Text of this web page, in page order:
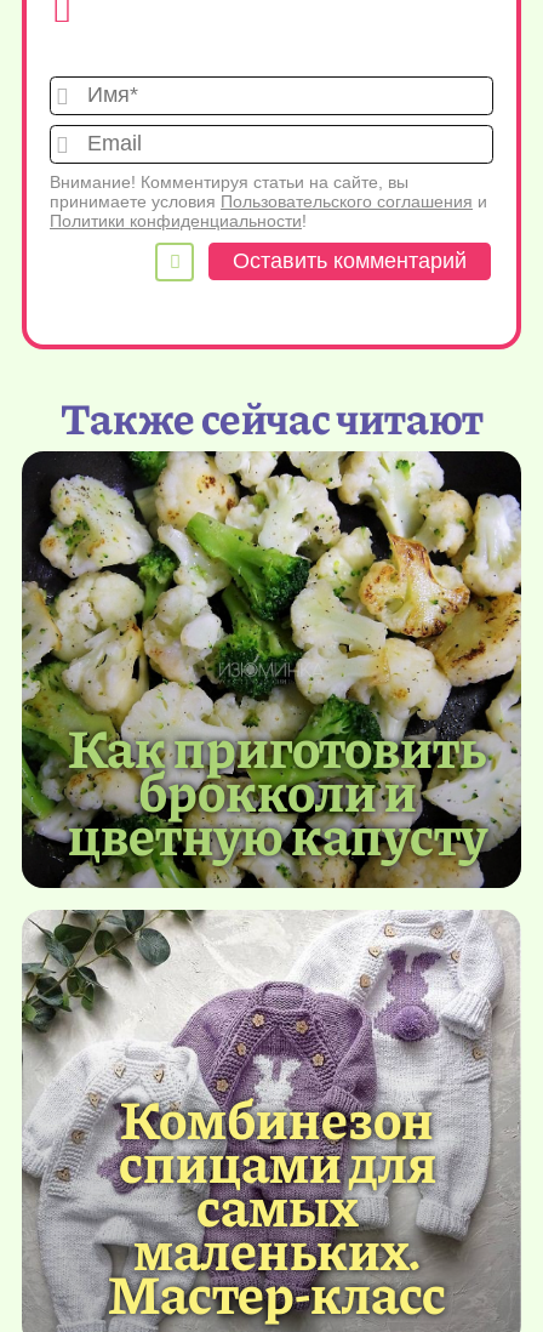
Имя*
Внимание! Комментируя статьи на сайте, вы
принимаете условия Пользовательского соглашения и
Политики конфиденциальности!
Также сейчас читают
Как приготовить
брокколи и
цветную капусту
Комбинезон
спицами для
самых
маленьких.
Мастер-класс